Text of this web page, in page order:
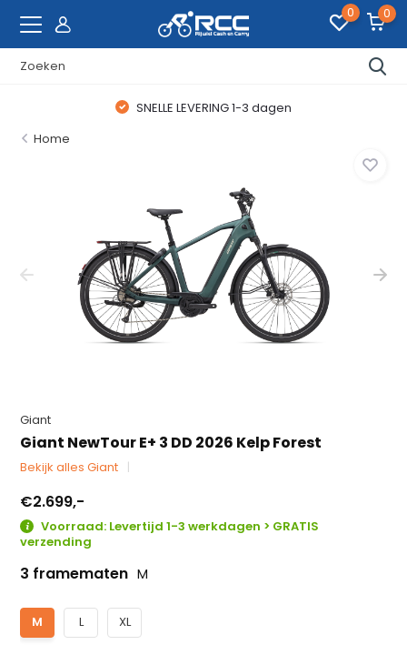
0 0
SNELLE LEVERING 1-3 dagen
Home
Giant
Giant NewTour E+ 3 DD 2026 Kelp Forest
Bekijk alles Giant
€2.699,-
Voorraad: Levertijd 1-3 werkdagen > GRATIS
verzending
3 framematen M
M L XL